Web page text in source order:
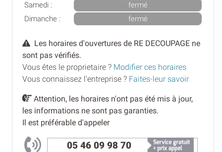
Samedi :
fermé
Dimanche :
fermé
Les horaires d'ouvertures de RE DECOUPAGE ne
sont pas vérifiés.
Vous êtes le proprietaire ? Modifier ces horaires
Vous connaissez l'entreprise ? Faites-leur savoir
Attention, les horaires n'ont pas été mis à jour,
les informations ne sont pas garanties.
Il est préférable d'appeler
05 46 09 98 70